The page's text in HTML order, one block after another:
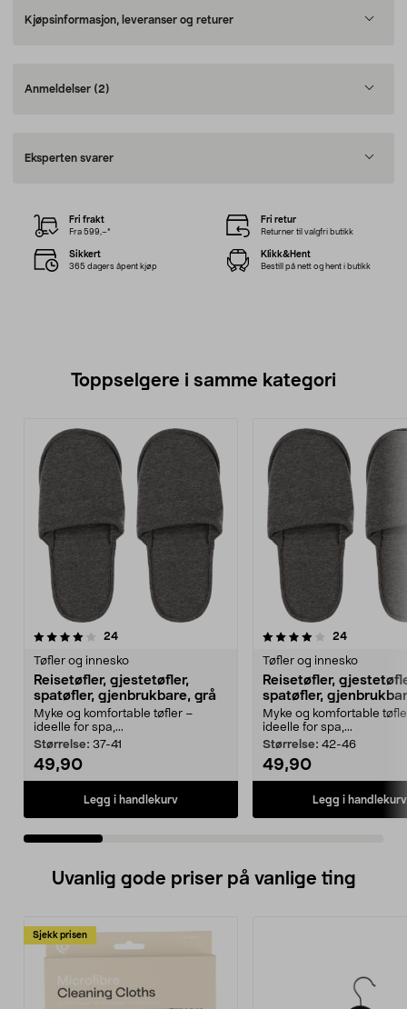
Kjøpsinformasjon, leveranser og returer
Anmeldelser (2)
Eksperten svarer
Fri frakt
Fra 599,–*
Fri retur
Returner til valgfri butikk
Sikkert
365 dagers åpent kjøp
Klikk&Hent
Bestill på nett og hent i butikk
Toppselgere i samme kategori
24anmeldelser
Tøfler og innesko
Reisetøfler, gjestetøfler,
spatøfler, gjenbrukbare, grå
Myke og komfortable tøfler –
ideelle for spa,...
Størrelse: 37-41
49,90
Legg i handlekurv
4.0 av 5 stjerner 24
Tøfler og innesko
Reisetøfler,
spatøfler,
Myke og komfortable
ideelle for spa,...
Størrelse: 42-46
49,90
Legg i handlekurv
4.0 av 5 stjerner
Uvanlig gode priser på vanlige ting
Sjekk prisen